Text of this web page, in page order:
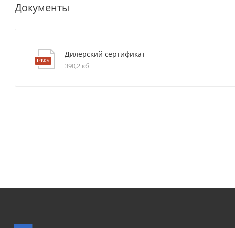
Документы
Дилерский сертификат
390,2 кб